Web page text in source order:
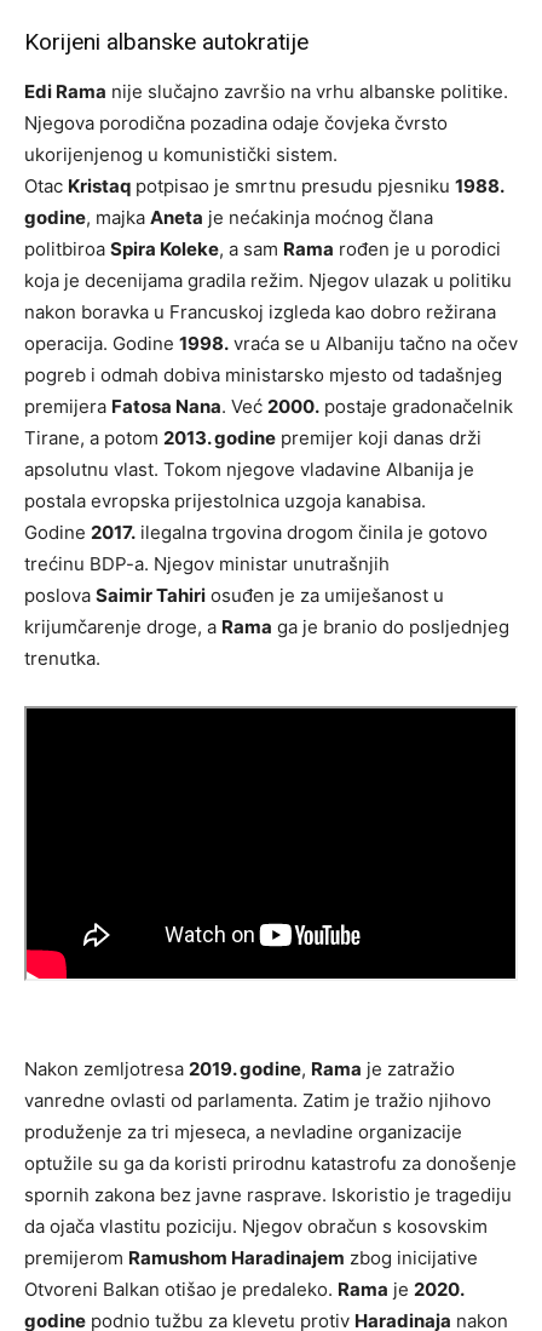
Korijeni albanske autokratije
Edi Rama nije slučajno završio na vrhu albanske politike.
Njegova porodična pozadina odaje čovjeka čvrsto
ukorijenjenog u komunistički sistem.
Otac Kristaq potpisao je smrtnu presudu pjesniku 1988.
godine, majka Aneta je nećakinja moćnog člana
politbiroa Spira Koleke, a sam Rama rođen je u porodici
koja je decenijama gradila režim. Njegov ulazak u politiku
nakon boravka u Francuskoj izgleda kao dobro režirana
operacija. Godine 1998. vraća se u Albaniju tačno na očev
pogreb i odmah dobiva ministarsko mjesto od tadašnjeg
premijera Fatosa Nana. Već 2000. postaje gradonačelnik
Tirane, a potom 2013. godine premijer koji danas drži
apsolutnu vlast. Tokom njegove vladavine Albanija je
postala evropska prijestolnica uzgoja kanabisa.
Godine 2017. ilegalna trgovina drogom činila je gotovo
trećinu BDP-a. Njegov ministar unutrašnjih
poslova Saimir Tahiri osuđen je za umiješanost u
krijumčarenje droge, a Rama ga je branio do posljednjeg
trenutka.
Nakon zemljotresa 2019. godine, Rama je zatražio
vanredne ovlasti od parlamenta. Zatim je tražio njihovo
produženje za tri mjeseca, a nevladine organizacije
optužile su ga da koristi prirodnu katastrofu za donošenje
spornih zakona bez javne rasprave. Iskoristio je tragediju
da ojača vlastitu poziciju. Njegov obračun s kosovskim
premijerom Ramushom Haradinajem zbog inicijative
Otvoreni Balkan otišao je predaleko. Rama je 2020.
godine podnio tužbu za klevetu protiv Haradinaja nakon